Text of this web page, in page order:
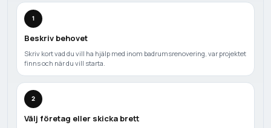
1
Beskriv behovet
Skriv kort vad du vill ha hjälp med inom badrumsrenovering, var projektet
finns och när du vill starta.
2
Välj företag eller skicka brett